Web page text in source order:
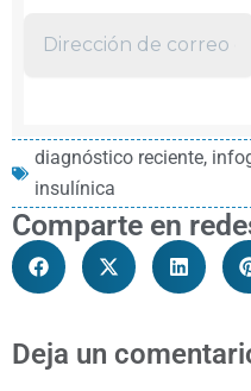
diagnóstico reciente,
insulínica
Comparte en
Deja un